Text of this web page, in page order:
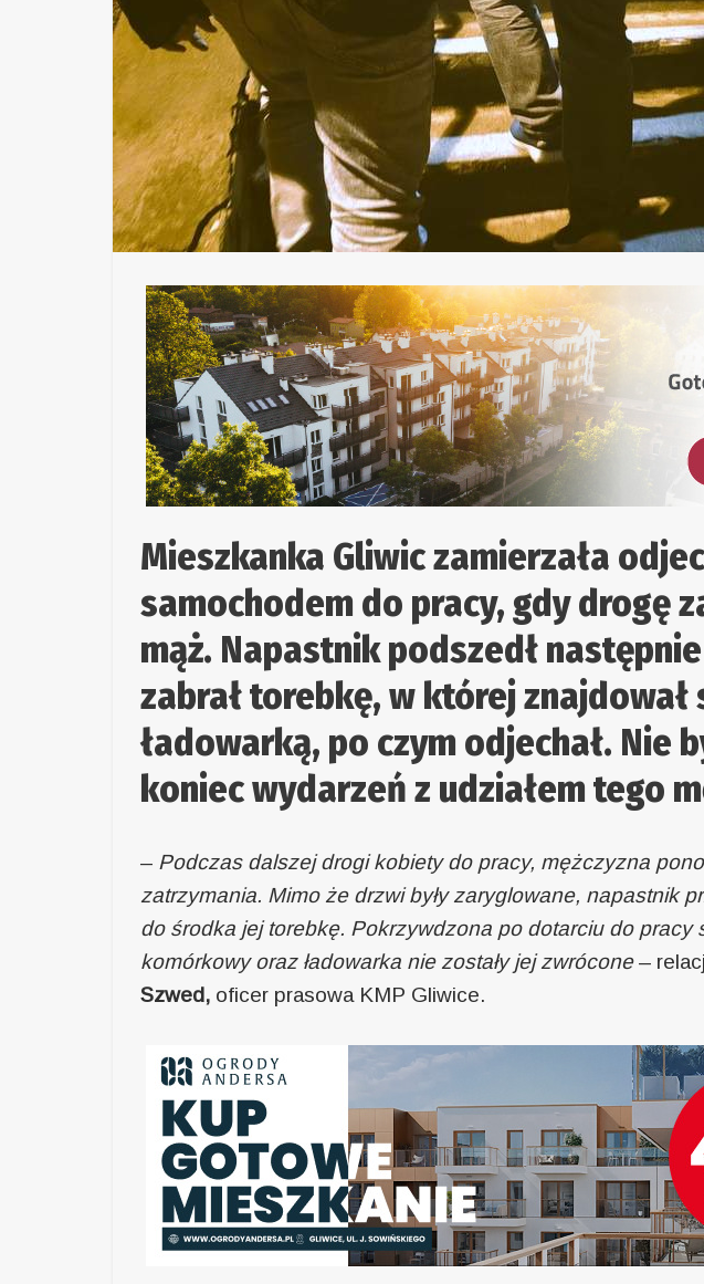
Mieszkanka Gliwic zamierzała
samochodem do pracy, gdy drogę
mąż. Napastnik podszedł
zabrał torebkę, w której
ładowarką, po czym odjechał. Nie
koniec wydarzeń z udziałem tego
– Podczas dalszej drogi kobiety do pracy, mężczyzna
zatrzymania. Mimo że drzwi były zaryglowane, napastnik
do środka jej torebkę. Pokrzywdzona po dotarciu do pracy
komórkowy oraz ładowarka nie zostały jej zwrócone–
Szwed, oficer prasowa KMP Gliwice.